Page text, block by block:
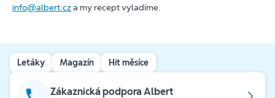
info@albert.cza my recept vyladíme.
Letáky Magazín Hit měsíce
Zákaznická podpora Albert